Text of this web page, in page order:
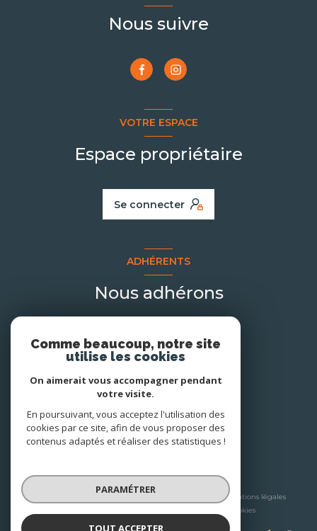
Nous suivre
VOTRE ESPACE
Espace propriétaire
Se connecter
ADHÉRENTS
Nous adhérons
© 2026 | Tous droits réservés
Mentions légales
Cookies
Comme beaucoup, notre site
utilise les cookies
On aimerait vous accompagner pendant
votre visite.
En poursuivant, vous acceptez l'utilisation des
cookies par ce site, afin de vous proposer des
contenus adaptés et réaliser des statistiques !
PARAMÉTRER
TOUT ACCEPTER